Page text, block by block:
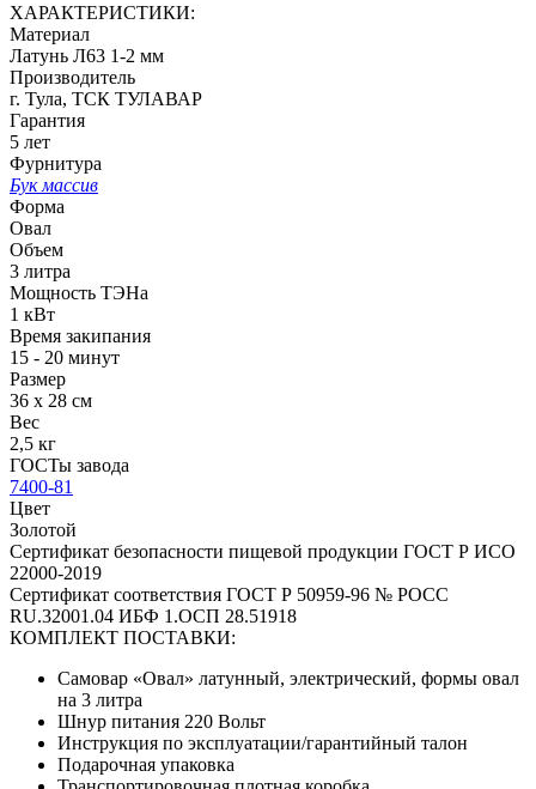
ХАРАКТЕРИСТИКИ:
Материал
Латунь Л63 1-2 мм
Производитель
г. Тула, ТСК ТУЛАВАР
Гарантия
5 лет
Фурнитура
Бук массив
Форма
Овал
Объем
3 литра
Мощность ТЭНа
1 кВт
Время закипания
15 - 20 минут
Размер
36 х 28 см
Вес
2,5 кг
ГОСТы завода
7400-81
Цвет
Золотой
Сертификат безопасности пищевой продукции ГОСТ Р ИСО
22000-2019
Сертификат соответствия ГОСТ Р 50959-96 № РОСС
RU.32001.04 ИБФ 1.ОСП 28.51918
КОМПЛЕКТ ПОСТАВКИ:
Самовар «Овал» латунный, электрический, формы овал
на 3 литра
Шнур питания 220 Вольт
Инструкция по эксплуатации/гарантийный талон
Подарочная упаковка